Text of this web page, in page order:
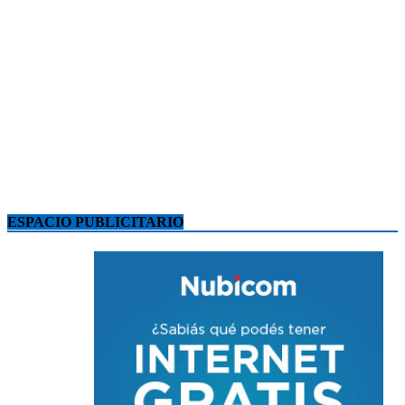
ESPACIO PUBLICITARIO